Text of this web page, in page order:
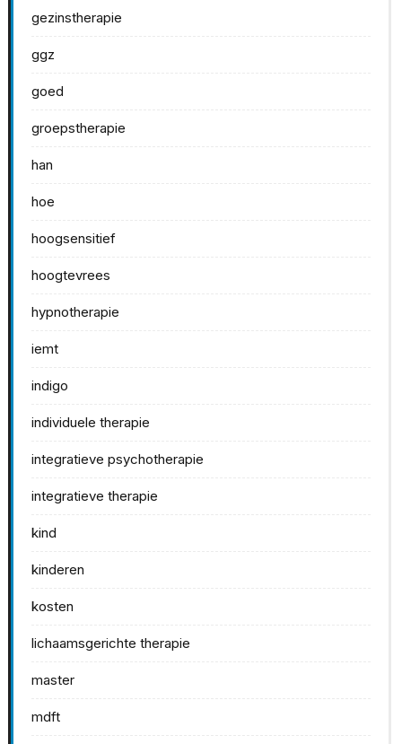
gezinstherapie
ggz
goed
groepstherapie
han
hoe
hoogsensitief
hoogtevrees
hypnotherapie
iemt
indigo
individuele therapie
integratieve psychotherapie
integratieve therapie
kind
kinderen
kosten
lichaamsgerichte therapie
master
mdft